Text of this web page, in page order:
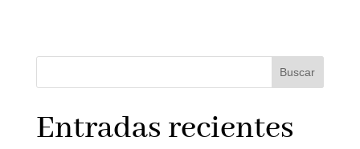
Buscar
Entradas recientes